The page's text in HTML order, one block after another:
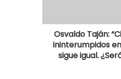
Osvaldo Taján:
ininterumpidos
sigue igual.